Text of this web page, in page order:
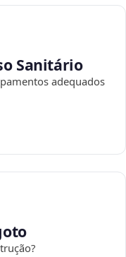
Sanitário
adequados